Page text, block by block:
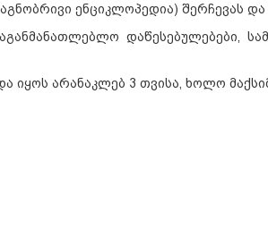
ენციკლოპედია) შერჩევას და
დაწესებუ­ლებები,
იყოს არანაკლებ 3 თვისა, ხოლო